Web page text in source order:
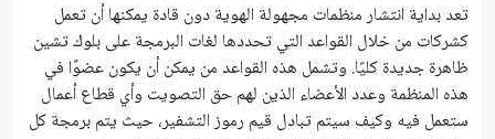
تعد بداية انتشار منظمات مجهولة الهوية دون قادة يمكنها أن تعمل
كشركات من خلال القواعد التي تحددها لغات البرمجة على بلوك تشين
ظاهرة جديدة كليًا. وتشمل هذه القواعد من يمكن أن يكون عضوًا في
هذه المنظمة وعدد الأعضاء الذين لهم حق التصويت وأي قطاع أعمال
ستعمل فيه وكيف سيتم تبادل قيم رموز التشفير، حيث يتم برمجة كل